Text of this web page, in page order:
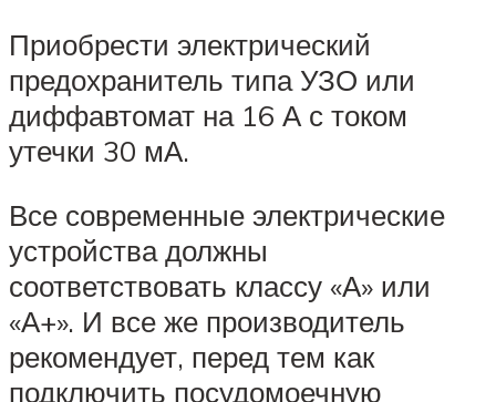
Приобрести электрический
предохранитель типа УЗО или
диффавтомат на 16 А с током
утечки 30 мА.
Все современные электрические
устройства должны
соответствовать классу «А» или
«А+». И все же производитель
рекомендует, перед тем как
подключить посудомоечную